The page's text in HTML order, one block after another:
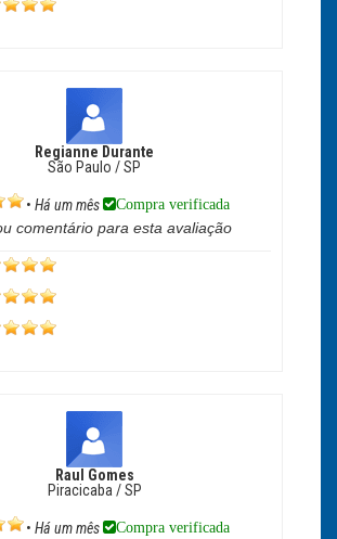
Regianne Durante
São Paulo / SP
• Há um mês Compra verificada
comentário para esta avaliação
Raul Gomes
Piracicaba / SP
• Há um mês Compra verificada